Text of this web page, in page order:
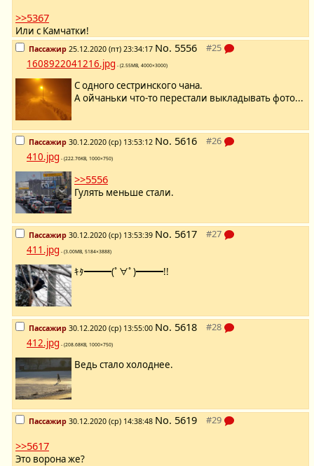
>>5367
Или с Камчатки!
Пассажир 25.12.2020 (пт) 23:34:17 No. 5556
1608922041216.jpg - (2.55MB, 4000×3000)
С одного сестринского чана.
А ойчаньки что-то перестали выкладывать фото...
Пассажир 30.12.2020 (ср) 13:53:12 No. 5616
410.jpg - (222.76KB, 1000×750)
>>5556
Гулять меньше стали.
Пассажир 30.12.2020 (ср) 13:53:39 No. 5617
411.jpg - (3.00MB, 5184×3888)
ｷﾀ━━━(ﾟ∀ﾟ)━━━!!
Пассажир 30.12.2020 (ср) 13:55:00 No. 5618
412.jpg - (208.68KB, 1000×750)
Ведь стало холоднее.
Пассажир 30.12.2020 (ср) 14:38:48 No. 5619
>>5617
Это ворона же?